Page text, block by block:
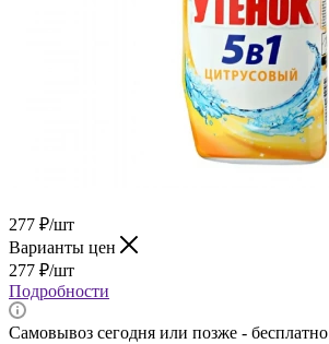
277 ₽/шт
Варианты цен
277 ₽/шт
Подробности
Самовывоз сегодня или позже - бесплатно